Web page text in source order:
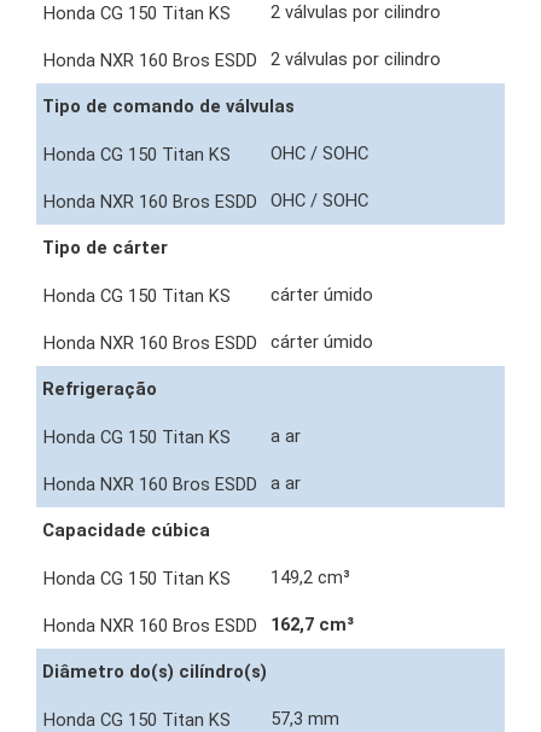
2 válvulas por cilindro
2 válvulas por cilindro
Tipo de comando de válvulas
OHC / SOHC
OHC / SOHC
Tipo de cárter
cárter úmido
cárter úmido
Refrigeração
a ar
a ar
Capacidade cúbica
149,2 cm³
162,7 cm³
Diâmetro do(s) cilíndro(s)
57,3 mm